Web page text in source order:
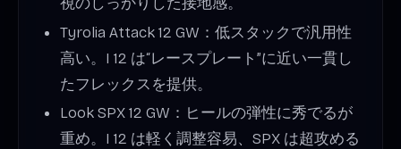
Tyrolia Attack 12 GW：低スタックで汎用性
高い。I 12 は“レースプレート”に近い一貫し
たフレックスを提供。
Look SPX 12 GW：ヒールの弾性に秀でるが
重め。I 12 は軽く調整容易、SPX は超攻める